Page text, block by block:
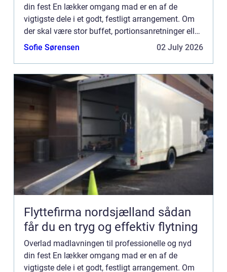
din fest En lækker omgang mad er en af de
vigtigste dele i et godt, festligt arrangement. Om
der skal være stor buffet, portionsanretninger eller
let tapas, varierer fra arrangement til arran...
Sofie Sørensen 02 July 2026
Flyttefirma nordsjælland sådan
får du en tryg og effektiv flytning
Overlad madlavningen til professionelle og nyd
din fest En lækker omgang mad er en af de
vigtigste dele i et godt, festligt arrangement. Om